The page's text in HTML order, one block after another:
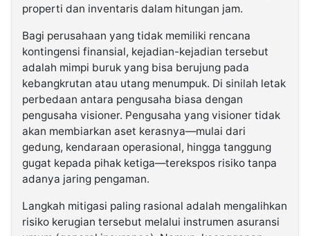
properti dan inventaris dalam hitungan jam.
​Bagi perusahaan yang tidak memiliki rencana
kontingensi finansial, kejadian-kejadian tersebut
adalah mimpi buruk yang bisa berujung pada
kebangkrutan atau utang menumpuk. Di sinilah letak
perbedaan antara pengusaha biasa dengan
pengusaha visioner. Pengusaha yang visioner tidak
akan membiarkan aset kerasnya—mulai dari
gedung, kendaraan operasional, hingga tanggung
gugat kepada pihak ketiga—terekspos risiko tanpa
adanya jaring pengaman.
​Langkah mitigasi paling rasional adalah mengalihkan
risiko kerugian tersebut melalui instrumen asuransi